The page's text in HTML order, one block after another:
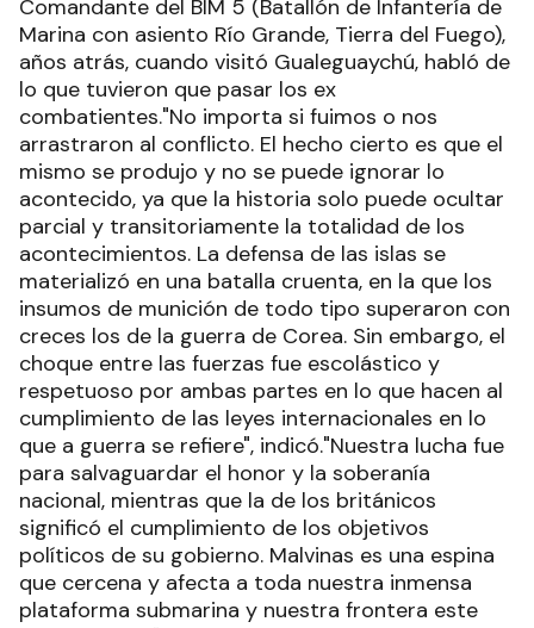
Comandante del BIM 5 (Batallón de Infantería de
Marina con asiento Río Grande, Tierra del Fuego),
años atrás, cuando visitó Gualeguaychú, habló de
lo que tuvieron que pasar los ex
combatientes."No importa si fuimos o nos
arrastraron al conflicto. El hecho cierto es que el
mismo se produjo y no se puede ignorar lo
acontecido, ya que la historia solo puede ocultar
parcial y transitoriamente la totalidad de los
acontecimientos. La defensa de las islas se
materializó en una batalla cruenta, en la que los
insumos de munición de todo tipo superaron con
creces los de la guerra de Corea. Sin embargo, el
choque entre las fuerzas fue escolástico y
respetuoso por ambas partes en lo que hacen al
cumplimiento de las leyes internacionales en lo
que a guerra se refiere", indicó."Nuestra lucha fue
para salvaguardar el honor y la soberanía
nacional, mientras que la de los británicos
significó el cumplimiento de los objetivos
políticos de su gobierno. Malvinas es una espina
que cercena y afecta a toda nuestra inmensa
plataforma submarina y nuestra frontera este